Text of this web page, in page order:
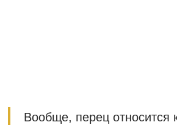
Вообще, перец относится